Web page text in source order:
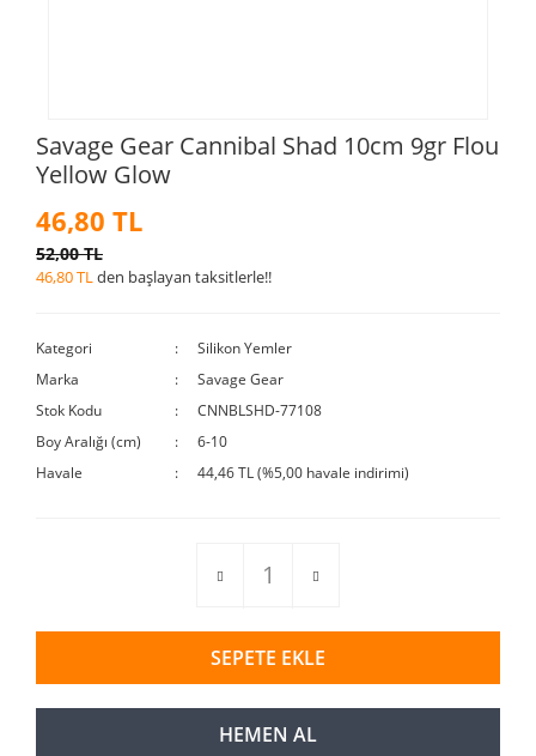
Savage Gear Cannibal Shad 10cm 9gr Flou
Yellow Glow
46,80 TL
52,00 TL
46,80 TLden başlayan taksitlerle!!
Kategori
Silikon Yemler
Marka
Savage Gear
Stok Kodu
CNNBLSHD-77108
Boy Aralığı (cm)
6-10
Havale
44,46 TL (%5,00 havale indirimi)
SEPETE EKLE
HEMEN AL